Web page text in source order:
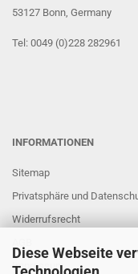
Diese Webseite
53127 Bonn, Germany
Tel: 0049 (0)228 282961
INFORMATIONEN
Sitemap
Privatsphäre und
Widerrufsrecht
Impressum